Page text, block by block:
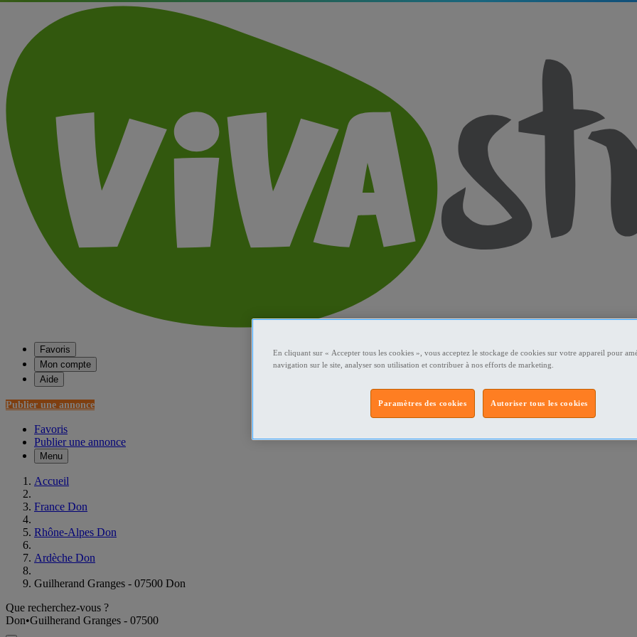
Favoris
Mon compte
Aide
Publier une annonce
Favoris
Publier une annonce
Menu
Accueil
France Don
Rhône-Alpes Don
Ardèche Don
Guilherand Granges - 07500 Don
Que recherchez-vous ?
Don•Guilherand Granges - 07500
En cliquant sur « Accepter tous les cookies », vous acceptez le stockage de cookies sur votre appareil pour
navigation sur le site, analyser son utilisation et contribuer à nos efforts de marketing.
Autoriser tous les cookies
Paramètres des cookies